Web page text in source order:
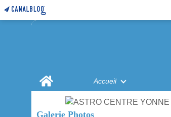
Home
Accueil
Galerie Photos